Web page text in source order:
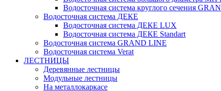
Водосточная система круглого сечения
Водосточная система ДЕКЕ
Водосточная система ДЕКЕ LUX
Водосточная система ДЕКЕ Standart
Водосточная система GRAND LINE
Водосточная система Verat
ЛЕСТНИЦЫ
Деревянные лестницы
Модульные лестницы
На металлокаркасе